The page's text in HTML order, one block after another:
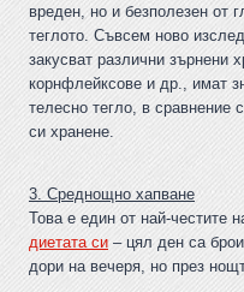
вреден, но и безполезен от
теглото. Съвсем ново
закусват различни зърнени
корнфлейксове и др., имат
телесно тегло, в сравнение
си хранене.
3. Среднощно хапване
Това е един от най-честите
диетата си – цял ден са
дори на вечеря, но през